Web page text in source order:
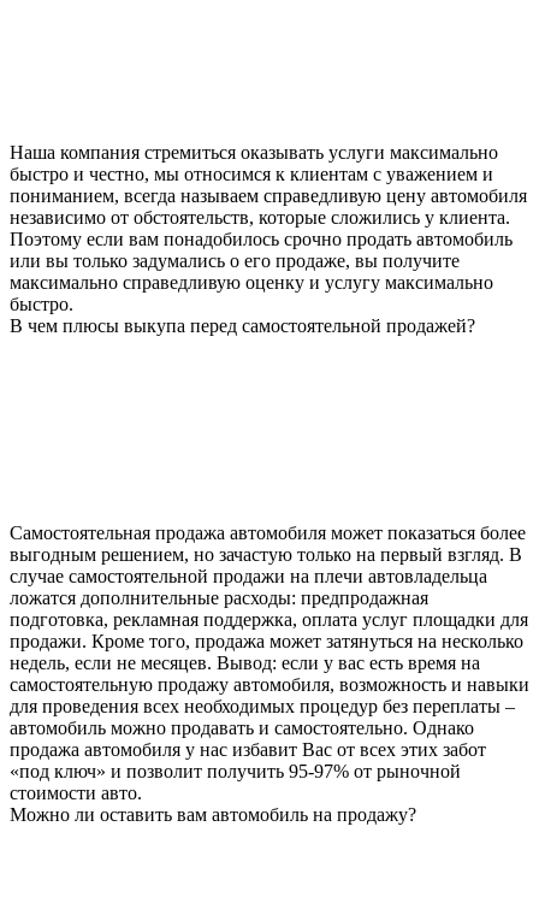
Наша компания стремиться оказывать услуги максимально
быстро и честно, мы относимся к клиентам с уважением и
пониманием, всегда называем справедливую цену автомобиля
независимо от обстоятельств, которые сложились у клиента.
Поэтому если вам понадобилось срочно продать автомобиль
или вы только задумались о его продаже, вы получите
максимально справедливую оценку и услугу максимально
быстро.
В чем плюсы выкупа перед самостоятельной продажей?
Самостоятельная продажа автомобиля может показаться более
выгодным решением, но зачастую только на первый взгляд. В
случае самостоятельной продажи на плечи автовладельца
ложатся дополнительные расходы: предпродажная
подготовка, рекламная поддержка, оплата услуг площадки для
продажи. Кроме того, продажа может затянуться на несколько
недель, если не месяцев. Вывод: если у вас есть время на
самостоятельную продажу автомобиля, возможность и навыки
для проведения всех необходимых процедур без переплаты –
автомобиль можно продавать и самостоятельно. Однако
продажа автомобиля у нас избавит Вас от всех этих забот
«под ключ» и позволит получить 95-97% от рыночной
стоимости авто.
Можно ли оставить вам автомобиль на продажу?